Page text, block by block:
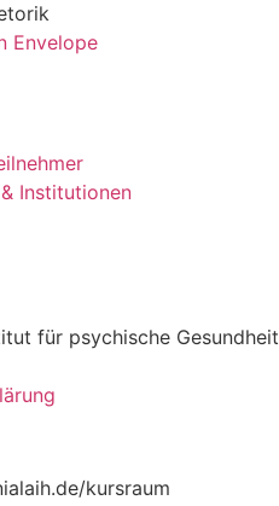
Envelope
Institutionen
für psychische Gesundheit